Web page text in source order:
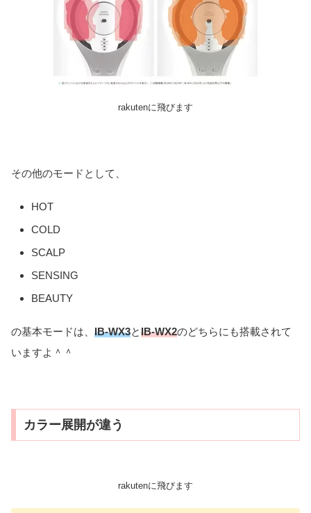
rakutenに飛びます
その他のモードとして、
HOT
COLD
SCALP
SENSING
BEAUTY
の基本モードは、 IB-WX3とIB-WX2のどちらにも搭載されて
いますよ＾＾
カラー展開が違う
rakutenに飛びます